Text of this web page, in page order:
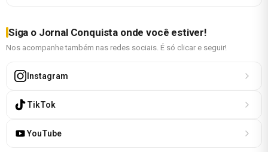
Siga o Jornal Conquista onde você estiver!
Nos acompanhe também nas redes sociais. É só clicar e seguir!
Instagram
TikTok
YouTube